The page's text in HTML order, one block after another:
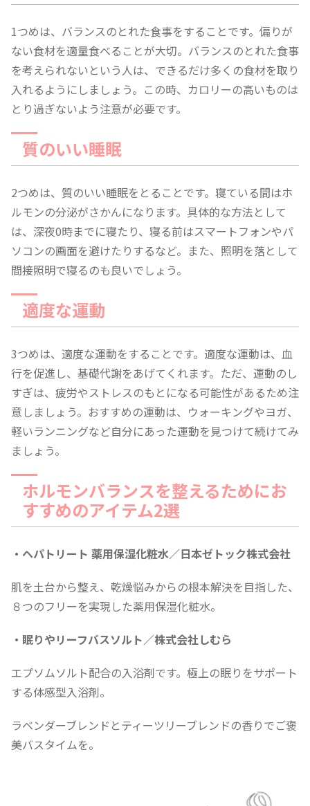
1つめは、バランスのとれた食事をすることです。偏りが
ない食材を適量食べることが大切。バランスのとれた食事
を考えられないという人は、できるだけ多くの食材を取り
入れるようにしましょう。この時、カロリーの高いものは
とり過ぎないよう注意が必要です。
質のいい睡眠
2つめは、質のいい睡眠をとることです。寝ている間はホ
ルモンの分泌がさかんになります。具体的な方法として
は、深夜0時までに寝たり、寝る前はスマートフォンやパ
ソコンの画面を避けたりするなど。また、照明を落として
間接照明で寝るのも良いでしょう。
適度な運動
3つめは、適度な運動をすることです。適度な運動は、血
行を促進し、基礎代謝をあげてくれます。ただ、運動のし
すぎは、疲労やストレスのもとになる可能性があるため注
意しましょう。おすすめの運動は、ウォーキングやヨガ、
軽いランニングなど自分にあった運動を見つけて続けてみ
ましょう。
ホルモンバランスを整えるためにお
すすめのアイテム2選
・ヘパトリート 薬用保湿化粧水／日本ゼトック株式会社
肌を土台から整え、乾燥悩みからの根本解決を目指した、
８つのフリーを実現した薬用保湿化粧水。
・眠りやリーフバスソルト／株式会社しむら
エプソムソルト配合の入浴剤です。極上の眠りをサポート
する体感型入浴剤。
ラベンダーブレンドとティーツリーブレンドの香りでご褒
美バスタイムを。